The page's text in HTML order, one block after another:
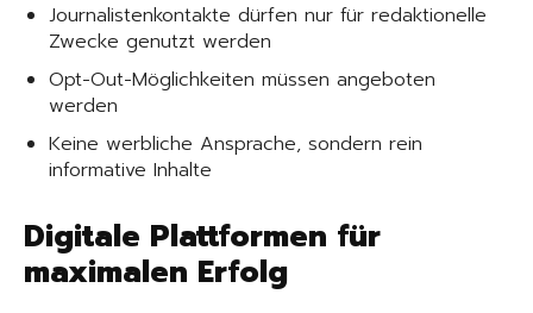
Journalistenkontakte dürfen nur für redaktionelle
Zwecke genutzt werden
Opt-Out-Möglichkeiten müssen angeboten
werden
Keine werbliche Ansprache, sondern rein
informative Inhalte
Digitale Plattformen für
maximalen Erfolg